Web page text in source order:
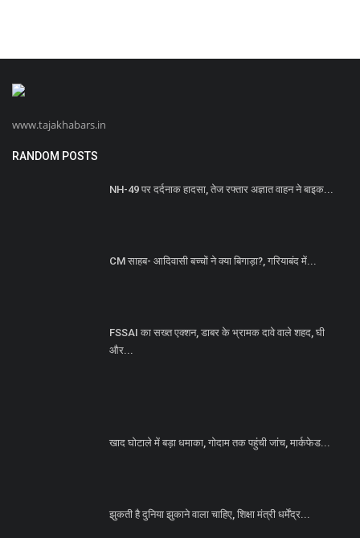
www.tajakhabars.in
RANDOM POSTS
NH-49 पर दर्दनाक हादसा, तेज रफ्तार अज्ञात वाहन ने बाइक...
CM साहब- आदिवासी बच्चों ने क्या बिगाड़ा?, गरियाबंद में...
FSSAI का सख्त एक्शन, डाबर के भ्रामक दावे वाले शहद, घी
और...
खाद घोटाले में बड़ा धमाका, गोदाम तक पहुंची जांच, मार्कफेड...
झुकती है दुनिया झुकाने वाला चाहिए, शिक्षा मंत्री धर्मेंद्र...